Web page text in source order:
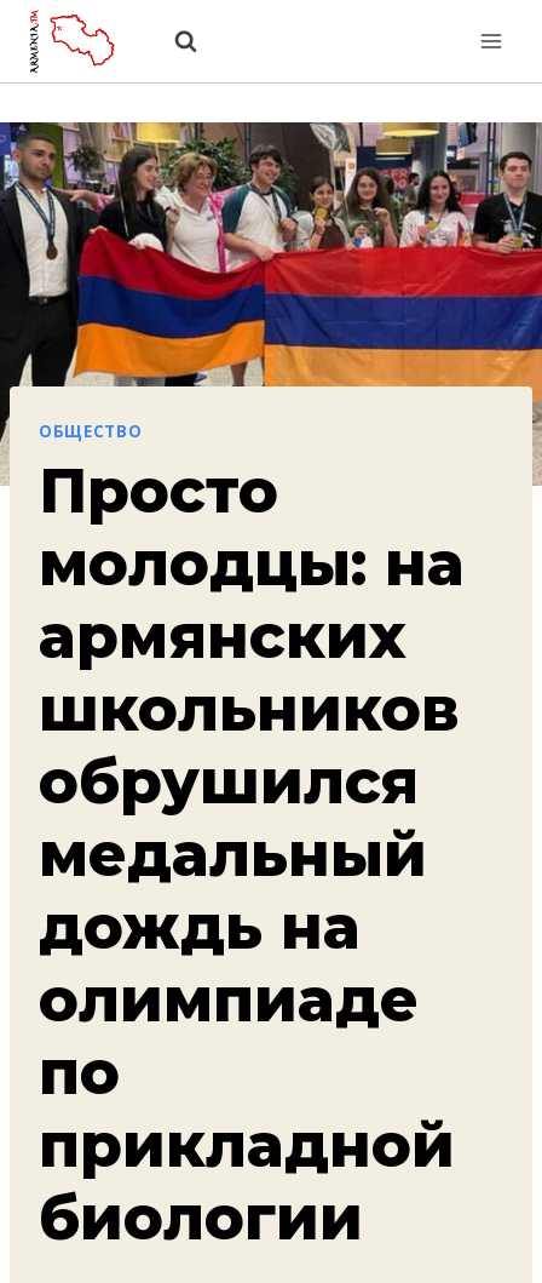
Перейти
ОБЩЕСТВО
Просто
молодцы: на
армянских
школьников
обрушился
медальный
дождь на
олимпиаде
по
прикладной
биологии